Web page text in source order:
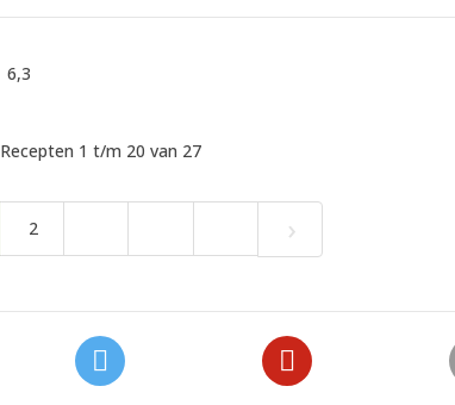
6,3
Recepten 1 t/m 20 van 27
2 ›